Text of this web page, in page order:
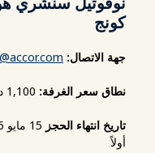
كونج
جهة الاتصال:
نطاق سعر الغرفة:
تاريخ انتهاء الحجز
أولاً